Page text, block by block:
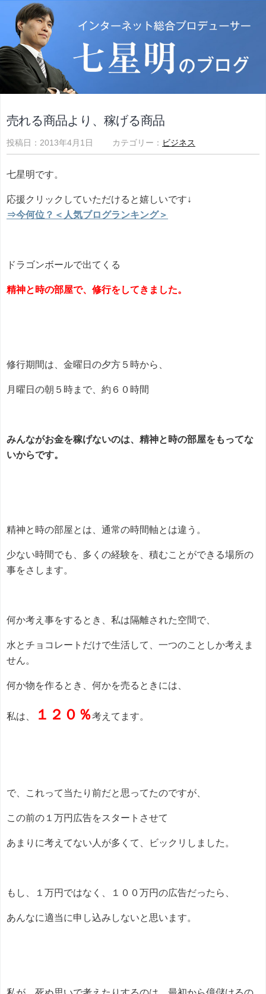
売れる商品より、稼げる商品
投稿日：2013年4月1日 カテゴリー： ビジネス
七星明です。
応援クリックしていただけると嬉しいです↓
⇒今何位？＜人気ブログランキング＞
ドラゴンボールで出てくる
精神と時の部屋で、修行をしてきました。
修行期間は、金曜日の夕方５時から、
月曜日の朝５時まで、約６０時間
みんながお金を稼げないのは、精神と時の部屋をもってな
いからです。
精神と時の部屋とは、通常の時間軸とは違う。
少ない時間でも、多くの経験を、積むことができる場所の
事をさします。
何か考え事をするとき、私は隔離された空間で、
水とチョコレートだけで生活して、一つのことしか考えま
せん。
何か物を作るとき、何かを売るときには、
私は、 １２０％考えてます。
で、これって当たり前だと思ってたのですが、
この前の１万円広告をスタートさせて
あまりに考えてない人が多くて、ビックリしました。
もし、１万円ではなく、１００万円の広告だったら、
あんなに適当に申し込みしないと思います。